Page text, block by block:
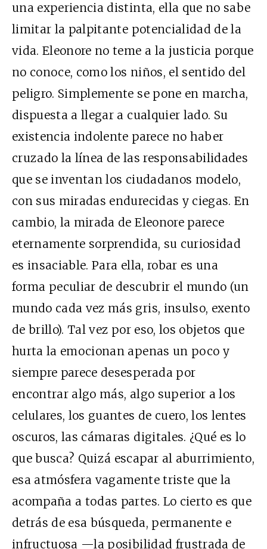
una experiencia distinta, ella que no sabe
limitar la palpitante potencialidad de la
vida. Eleonore no teme a la justicia porque
no conoce, como los niños, el sentido del
peligro. Simplemente se pone en marcha,
dispuesta a llegar a cualquier lado. Su
existencia indolente parece no haber
cruzado la línea de las responsabilidades
que se inventan los ciudadanos modelo,
con sus miradas endurecidas y ciegas. En
cambio, la mirada de Eleonore parece
eternamente sorprendida, su curiosidad
es insaciable. Para ella, robar es una
forma peculiar de descubrir el mundo (un
mundo cada vez más gris, insulso, exento
de brillo). Tal vez por eso, los objetos que
hurta la emocionan apenas un poco y
siempre parece desesperada por
encontrar algo más, algo superior a los
celulares, los guantes de cuero, los lentes
oscuros, las cámaras digitales. ¿Qué es lo
que busca? Quizá escapar al aburrimiento,
esa atmósfera vagamente triste que la
acompaña a todas partes. Lo cierto es que
detrás de esa búsqueda, permanente e
infructuosa —la posibilidad frustrada de